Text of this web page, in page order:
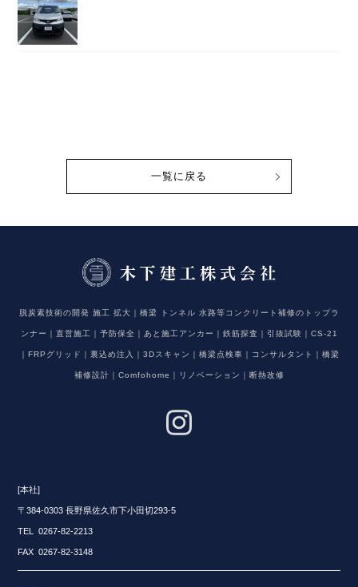
一覧に戻る
脱炭素技術の開発 施工 拡大｜橋梁 トンネル 水路等コンクリート補修のトップラ
ンナー｜直営施工｜予防保全｜あと施工アンカー｜鉄筋探査｜引抜試験｜CS-21
｜FRPグリッド｜裏込め注入｜3Dスキャン｜橋梁点検車｜コンサルタント｜橋梁
補修設計｜Comfohome｜リノベーション｜断熱改修
[本社]
〒384-0303 長野県佐久市下小田切293-5
TEL 0267-82-2213
FAX 0267-82-3148